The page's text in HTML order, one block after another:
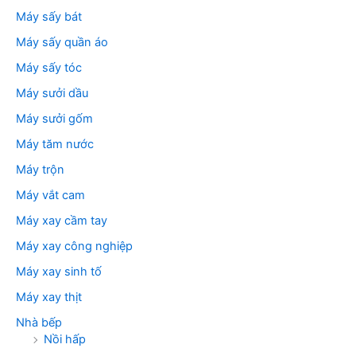
Máy sấy bát
Máy sấy quần áo
Máy sấy tóc
Máy sưởi dầu
Máy sưởi gốm
Máy tăm nước
Máy trộn
Máy vắt cam
Máy xay cầm tay
Máy xay công nghiệp
Máy xay sinh tố
Máy xay thịt
Nhà bếp
Nồi hấp